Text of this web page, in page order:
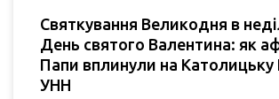
Святкування Великодня в
День святого Валентина: як
Папи вплинули на Католицьку
УНН